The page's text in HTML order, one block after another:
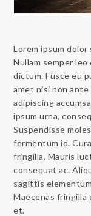
Lorem ipsum
Nullam semper
dictum. Fusce eu
amet nisi non
adipiscing
ipsum urna,
Suspendisse
fermentum id.
fringilla. Mauris
consequat ac.
sagittis
Maecenas
et.